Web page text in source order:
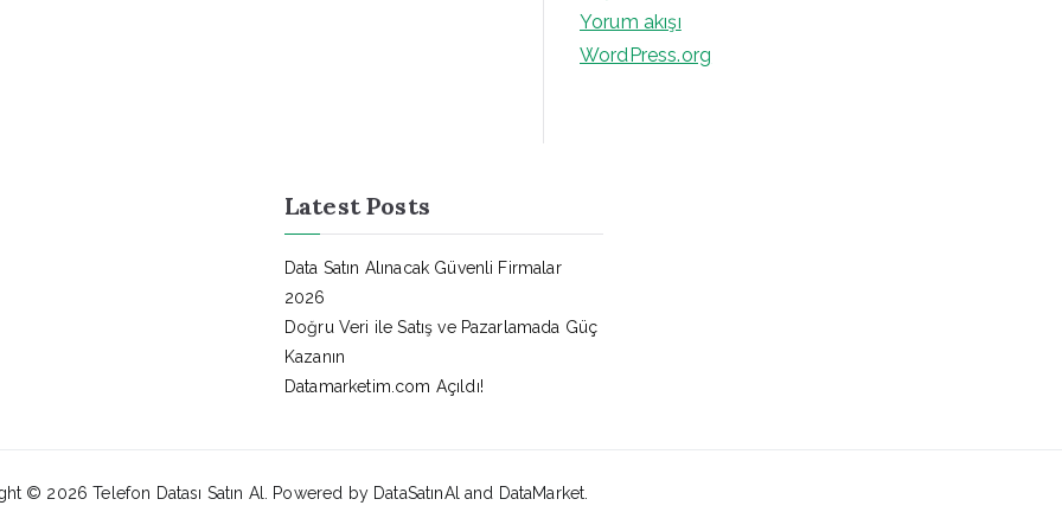
Yorum akışı
WordPress.org
Latest Posts
Data Satın Alınacak Güvenli Firmalar
2026
Doğru Veri ile Satış ve Pazarlamada Güç
Kazanın
Datamarketim.com Açıldı!
© 2026Telefon Datası Satın Al . Powered by DataSatınAl and DataMarket.